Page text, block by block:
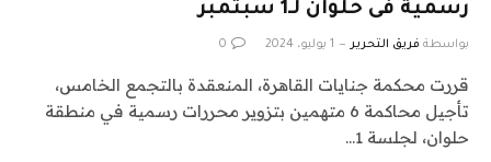
رسمية فى حلوان لـ1 سبتمبر
بواسطة فريق التحرير 1 يوليو، 2024 0
قررت محكمة جنايات القاهرة، المنعقدة بالتجمع الخامس،
تأجيل محاكمة 6 متهمين بتزوير محررات رسمية في منطقة
حلوان، لجلسة 1…